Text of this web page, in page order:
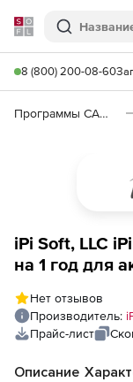
Softline
Поиск
8 (800) 200-08-60
Программы САПР и ГИС
iPi Soft, LLC
на 1 год для
Нет отзывов
Производитель:
Прайс-лист
Описание